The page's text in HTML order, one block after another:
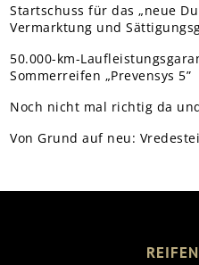
Startschuss für das „neue
Vermarktung und
50.000-km-
Sommerreifen „Prevensys 5”
Noch nicht mal richtig da
Von Grund auf neu: